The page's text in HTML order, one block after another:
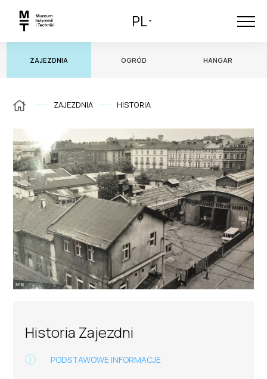
PL
ZAJEZDNIA OGRÓD HANGAR
ZAJEZDNIA HISTORIA
Historia Zajezdni
PODSTAWOWE INFORMACJE